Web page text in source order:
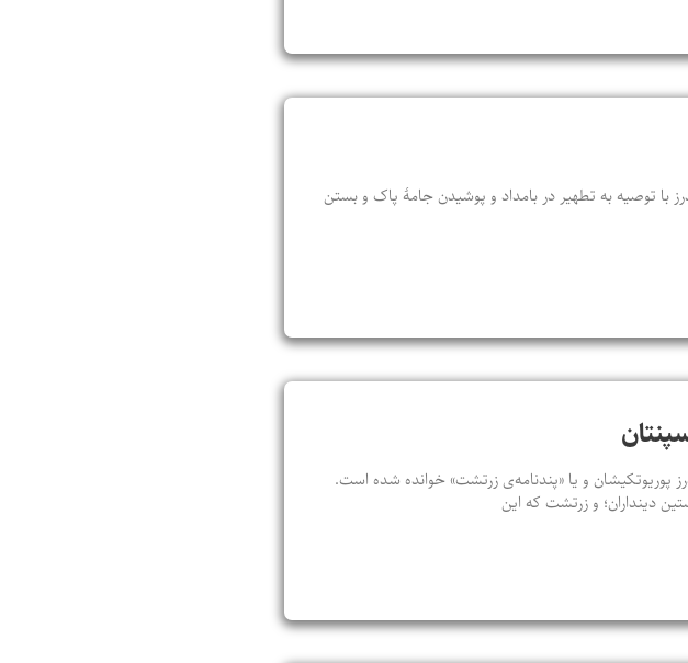
با توصیه به تطهیر در بامداد و پوشیدن جامهٔ پاک و بستن
پوريوتکيشان و يا «پندنامه‌ی زرتشت» خوانده شده است.